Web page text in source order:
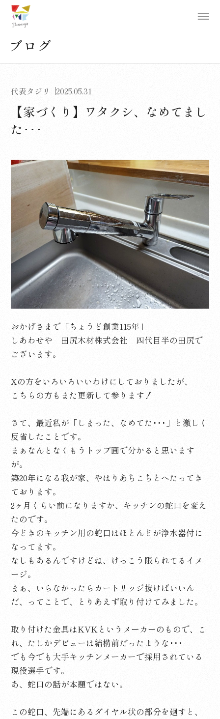
ブログ
代表タジリ 2025.05.31
【家づくり】ワタクシ、なめてまし
た･･･
おかげさまで「ちょうど創業115年」
しあわせや 田尻木材株式会社 四代目半の田尻で
ございます。
Xの方をいろいろいいわけにしておりましたが、
こちらの方もまた更新して参ります！
さて、最近私が「しまった、なめてた･･･」と激しく
反省したことです。
まぁなんとなくもうトップ画で分かると思います
が。
築20年になる我が家、やはりあちこちとへたってき
ております。
2ヶ月くらい前になりますか、キッチンの蛇口を変え
たのです。
今どきのキッチン用の蛇口はほとんどが浄水器付に
なってます。
なしもあるんですけどね、けっこう限られてるイメ
ージ。
まぁ、いらなかったらカートリッジ抜けばいいん
だ、ってことで、とりあえず取り付けてみました。
取り付けた金具はKVKというメーカーのもので、こ
れ、たしかデビューは結構前だったような･･･
でも今でも大手キッチンメーカーで採用されている
現役選手です。
あ、蛇口の話が本題ではない。
この蛇口、先端にあるダイヤル状の部分を廻すと、